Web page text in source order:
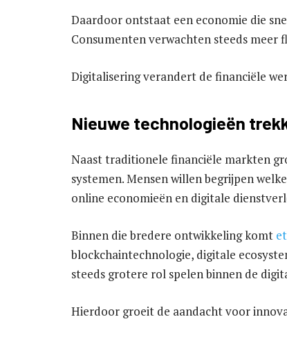
Daardoor ontstaat een economie die
Consumenten verwachten steeds
Digitalisering verandert de financiële
Nieuwe technologieën
Naast traditionele financiële markten
systemen. Mensen willen begrijpen
online economieën en digitale
Binnen die bredere ontwikkeling komt
blockchaintechnologie, digitale
steeds grotere rol spelen binnen de
Hierdoor groeit de aandacht voor